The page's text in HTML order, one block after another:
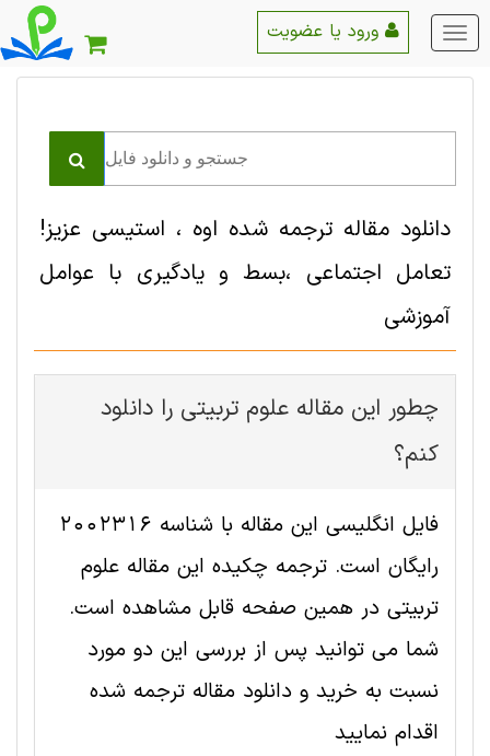
منو
اصلی
دانلود مقاله ترجمه شده اوه ، استیسی عزیز!
تعامل اجتماعی ،بسط و یادگیری با عوامل
آموزشی
چطور این مقاله علوم تربيتی را دانلود
کنم؟
فایل انگلیسی این مقاله با شناسه 2002316
رایگان است. ترجمه چکیده این مقاله علوم
تربيتی در همین صفحه قابل مشاهده است.
شما می توانید پس از بررسی این دو مورد
نسبت به خرید و دانلود مقاله ترجمه شده
اقدام نمایید